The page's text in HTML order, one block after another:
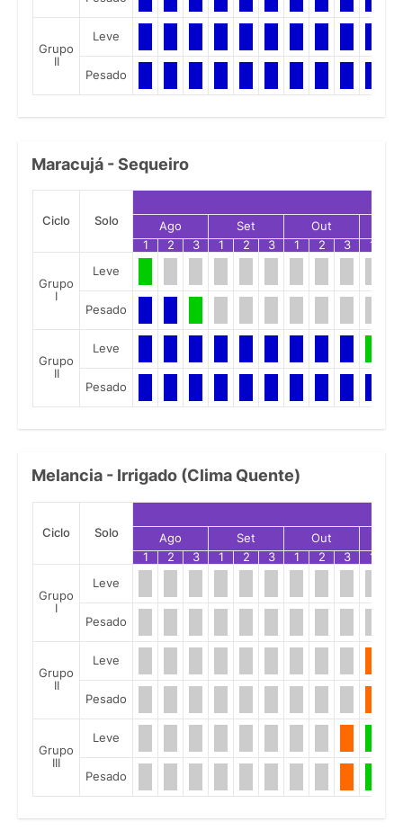
Grupo
II
Leve
Pesado
Maracujá - Sequeiro
Ciclo Solo Ago Set Out
1
2 3 1 2 3 1 2 3 1
Grupo
I
Leve
Pesado
Grupo
II
Leve
Pesado
Melancia - Irrigado (Clima Quente)
Ciclo Solo Ago Set Out
1
2 3 1 2 3 1 2 3 1
Grupo
I
Leve
Pesado
Grupo
II
Leve
Pesado
Grupo
III
Leve
Pesado